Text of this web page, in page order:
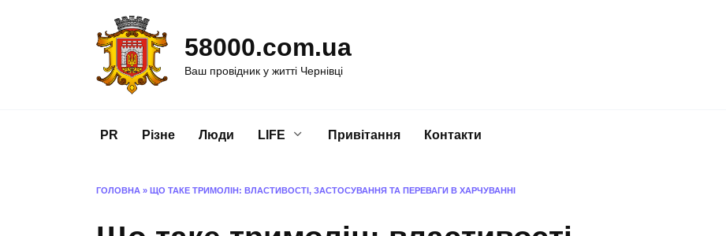
58000.com.ua
Ваш провідник у житті Чернівці
PR Різне Люди LIFE Привітання Контакти
ГОЛОВНА » ЩО ТАКЕ ТРИМОЛІН: ВЛАСТИВОСТІ, ЗАСТОСУВАННЯ ТА ПЕРЕВАГИ В ХАРЧУВАННІ